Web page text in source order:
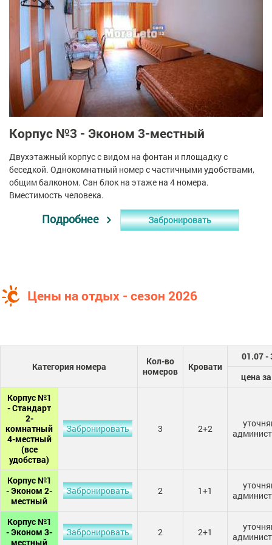
Корпус №3 - Эконом 3-местный
Двухэтажный корпус с видом на фонтан и площадку с
беседкой. Однокомнатный номер с частичными удобствами,
общим балконом. Сан блок на этаже на 4 номера.
Вместимость человека.
Подробнее Забронировать
Цены на отдых - сезон 2026
Категория номера
Кол-во
номеров
Кровати
01.07 -
цена
Корпус №1
- Стандарт
2-
комнатный
4-местный
(все
удобства)
Забронировать 3 2+2
Корпус №1
- Эконом 2-
местный
Забронировать 2 1+1
Корпус №1
- Эконом 3-
местный
Забронировать 2 2+1